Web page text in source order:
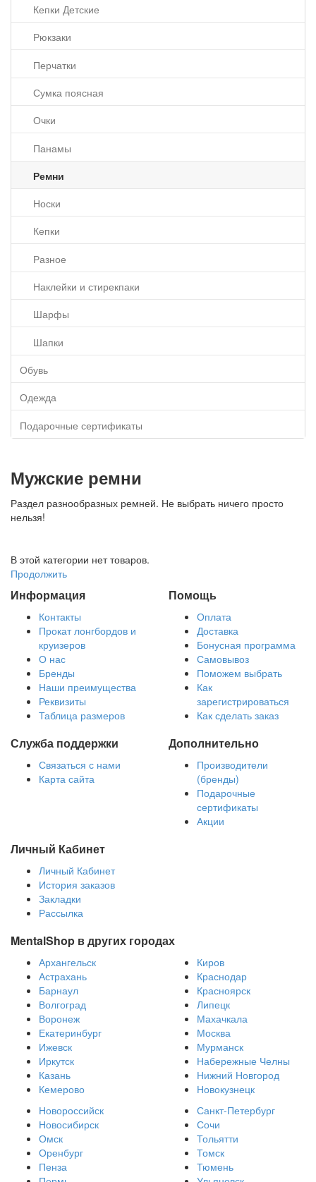
Кепки Детские
Рюкзаки
Перчатки
Сумка поясная
Очки
Панамы
Ремни
Носки
Кепки
Разное
Наклейки и стирекпаки
Шарфы
Шапки
Обувь
Одежда
Подарочные сертификаты
Мужские ремни
Раздел разнообразных ремней. Не выбрать ничего просто
нельзя!
В этой категории нет товаров.
Продолжить
Информация
Контакты
Прокат лонгбордов и
круизеров
О нас
Бренды
Наши преимущества
Реквизиты
Таблица размеров
Помощь
Оплата
Доставка
Бонусная программа
Самовывоз
Поможем выбрать
Как
зарегистрироваться
Как сделать заказ
Служба поддержки
Связаться с нами
Карта сайта
Дополнительно
Производители
(бренды)
Подарочные
сертификаты
Акции
Личный Кабинет
Личный Кабинет
История заказов
Закладки
Рассылка
MentalShop в других городах
Архангельск
Астрахань
Барнаул
Волгоград
Воронеж
Екатеринбург
Ижевск
Иркутск
Казань
Кемерово
Киров
Краснодар
Красноярск
Липецк
Махачкала
Москва
Мурманск
Набережные Челны
Нижний Новгород
Новокузнецк
Новороссийск
Новосибирск
Омск
Оренбург
Пенза
Санкт-Петербург
Сочи
Тольятти
Томск
Тюмень